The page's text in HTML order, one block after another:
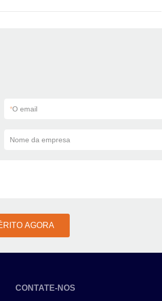
*O email
Nome da empresa
AGORA
CONTATE-NOS